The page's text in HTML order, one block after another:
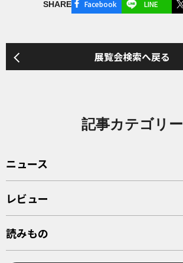
SHARE Facebook LINE
展覧会検索へ戻る
記事カテゴリー
ニュース
レビュー
読みもの